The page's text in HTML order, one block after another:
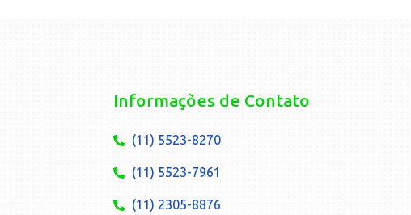
Informações de Contato
(11) 5523-8270
(11) 5523-7961
(11) 2305-8876